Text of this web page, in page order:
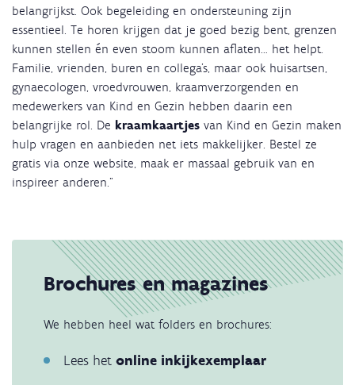
belangrijkst. Ook begeleiding en ondersteuning zijn
essentieel. Te horen krijgen dat je goed bezig bent, grenzen
kunnen stellen én even stoom kunnen aflaten… het helpt.
Familie, vrienden, buren en collega’s, maar ook huisartsen,
gynaecologen, vroedvrouwen, kraamverzorgenden en
medewerkers van Kind en Gezin hebben daarin een
belangrijke rol. De kraamkaartjes van Kind en Gezin maken
hulp vragen en aanbieden net iets makkelijker. Bestel ze
gratis via onze website, maak er massaal gebruik van en
inspireer anderen."
Brochures en magazines
We hebben heel wat folders en brochures:
Lees het online inkijkexemplaar